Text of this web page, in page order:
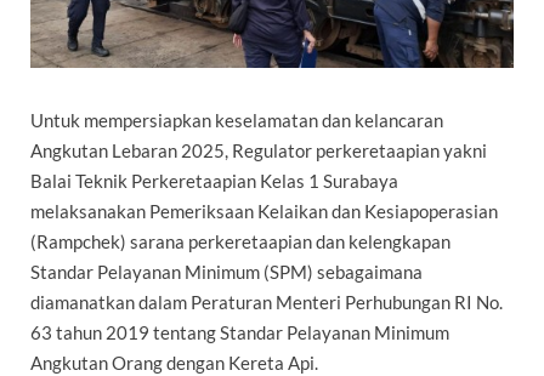
Untuk mempersiapkan keselamatan dan kelancaran
Angkutan Lebaran 2025, Regulator perkeretaapian yakni
Balai Teknik Perkeretaapian Kelas 1 Surabaya
melaksanakan Pemeriksaan Kelaikan dan Kesiapoperasian
(Rampchek) sarana perkeretaapian dan kelengkapan
Standar Pelayanan Minimum (SPM) sebagaimana
diamanatkan dalam Peraturan Menteri Perhubungan RI No.
63 tahun 2019 tentang Standar Pelayanan Minimum
Angkutan Orang dengan Kereta Api.